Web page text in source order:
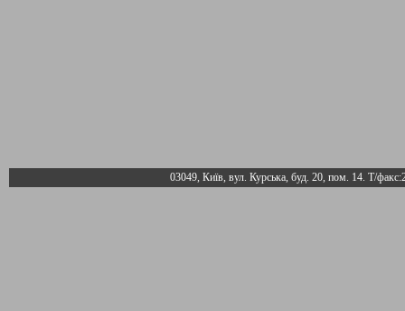
03049, Київ, вул. Курська, буд. 20, пом. 14. Т/